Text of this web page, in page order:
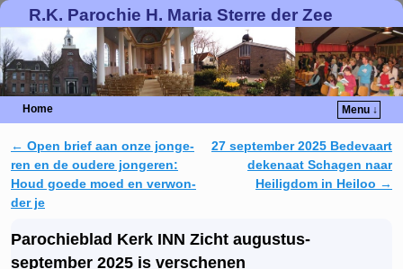
R.K. Parochie H. Maria Sterre der Zee
Home Menu ↓
Berichtnavigatie
← Open brief aan onze jon­ge­
ren en de oudere jongeren:
Houd goede moed en ver­won­
der je
27 september 2025 Bedevaart
dekenaat Schagen naar
Heiligdom in Heiloo →
Parochieblad Kerk INN Zicht augustus-
september 2025 is verschenen